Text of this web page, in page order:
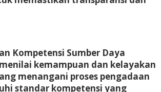
Kompetensi Sumber Daya
menilai kemampuan dan kelayakan
menangani proses pengadaan
standar kompetensi yang